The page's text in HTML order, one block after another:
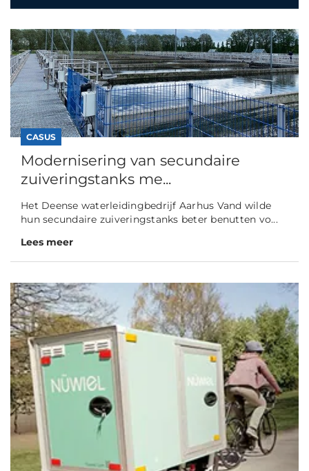
CASUS
Modernisering van secundaire
zuiveringstanks me...
Het Deense waterleidingbedrijf Aarhus Vand wilde
hun secundaire zuiveringstanks beter benutten vo...
Lees meer